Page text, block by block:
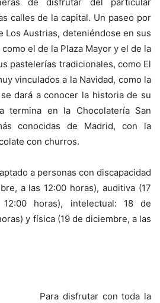
calles de la capital. Un paseo por
Los Austrias, deteniéndose en sus
el de la Plaza Mayor y el de la
pastelerías tradicionales, como El
vinculados a la Navidad, como la
dará a conocer la historia de su
termina en la Chocolatería San
conocidas de Madrid, con la
con churros.
a personas con discapacidad
a las 12:00 horas), auditiva (17
horas), intelectual: 18 de
y física (19 de diciembre, a las
Para disfrutar con toda la